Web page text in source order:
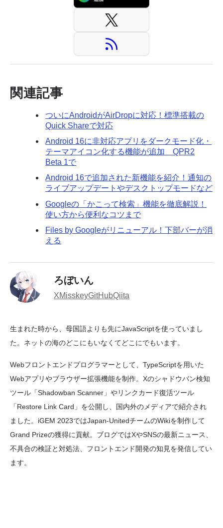
関連記事
ついにAndroidがAirDropに対応！標準搭載の
Quick Shareで対応
Android 16に非対応アプリをダークモード化・
テーマアイコン化する機能が追加 QPR2
Beta 1で
Android 16で追加された新機能を紹介！通知の
ライブアップデートやデスクトップモードなど
Googleの「かこって検索」機能を徹底解説！
使い方から便利なコツまで
Files by Googleがリニューアル！下部バーが消
える
ろぼいん
XMisskeyGitHubQiita
生まれた時から、母国語よりも先にJavaScriptを使っていまし
た。ネットの海のどこにもいなくてどこにでもいます。
Webフロントエンドプログラマーとして、TypeScriptを用いた
Webアプリやブラウザー拡張機能を制作。Xのシャドウバン検知
ツール「Shadowban Scanner」やリンクカード復活ツール
「Restore Link Card」を公開し、国内外のメディアで紹介され
ました。iGEM 2023ではJapan-UnitedチームのWikiを制作して
Grand Prizeの獲得に貢献。ブログではXやSNSの最新ニュース、
不具合の検証と対処法、フロントエンド開発の知見を発信してい
ます。